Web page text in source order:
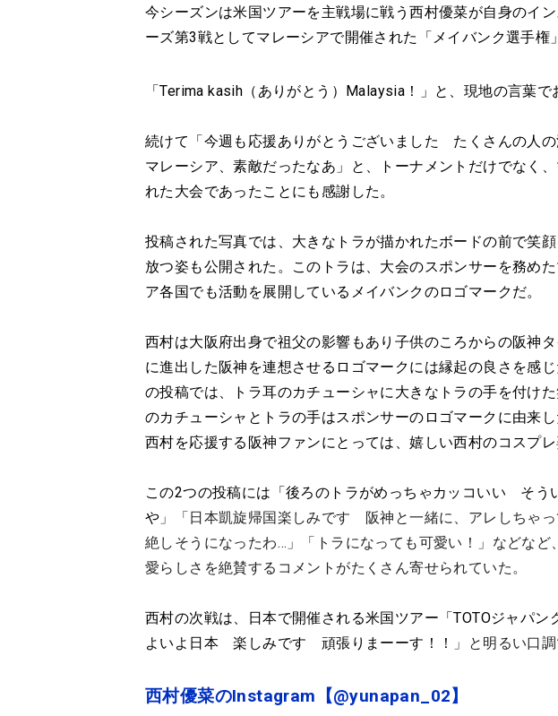
今シーズンは米国ツアーを主戦場に戦う西村優菜が自身のイ
ーズ第3戦としてマレーシアで開催された「メイバンク選手権
「Terima kasih（ありがとう）Malaysia！」と、現地の言葉で
続けて「今週も応援ありがとうございました たくさんの人
マレーシア、素敵だったなあ」と、トーナメントだけでなく
れた大会であったことにも感謝した。
投稿された写真では、大きなトラが描かれたボードの前で笑
放つ姿も公開された。このトラは、大会のスポンサーを務め
ア各国でも活動を展開しているメイバンクのロゴマークだ。
西村は大阪府出身で祖父の影響もあり子供のころからの阪神
に進出した阪神を連想させるロゴマークには縁起の良さを感
の投稿では、トラ耳のカチューシャに大きなトラの手を付け
のカチューシャとトラの手はスポンサーのロゴマークに由来
西村を応援する阪神ファンにとっては、嬉しい西村のコスプレ
この2つの投稿には「後ろのトラがめっちゃカッコいい そう
や 」「日本凱旋帰国楽しみです 阪神と一緒に、アレしちゃ
絶しそうになったわ…」「トラになっても可愛い！」などな
愛らしさを絶賛するコメントがたくさん寄せられていた。
西村の次戦は、日本で開催される米国ツアー「TOTOジャパン
よいよ日本 楽しみです 頑張りまーーす！！
」と明るい口
西村優菜のInstagram【@yunapan_02】